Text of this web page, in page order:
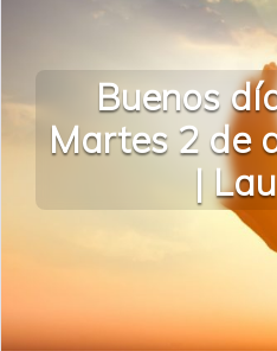
Buenos
Martes 2 de
|